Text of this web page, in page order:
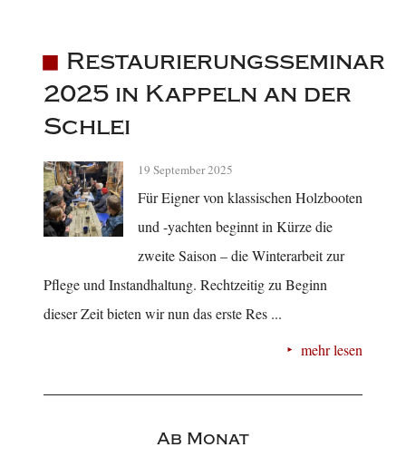
Restaurierungsseminar
2025 in Kappeln an der
Schlei
19 September 2025
Für Eigner von klassischen Holzbooten
und -yachten beginnt in Kürze die
zweite Saison – die Winterarbeit zur
Pflege und Instandhaltung. Rechtzeitig zu Beginn
dieser Zeit bieten wir nun das erste Res ...
mehr lesen
Ab Monat